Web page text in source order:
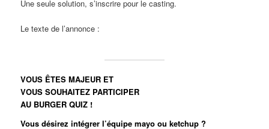
Une seule solution, s’inscrire pour le casting.
Le texte de l’annonce :
VOUS ÊTES MAJEUR ET
VOUS SOUHAITEZ PARTICIPER
AU BURGER QUIZ !
Vous désirez intégrer l’équipe mayo ou ketchup ?
Necessary -
Nécessaire
These cookies